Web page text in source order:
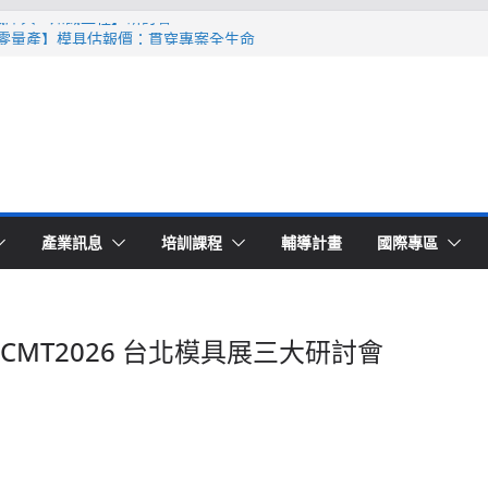
與AI知識工程】研討會
量產】模具估報價：貫穿專案全生命
產業訊息 培訓課程 輔導計畫 國際專區
台北模具展三大研討會